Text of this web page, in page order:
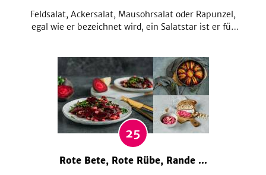
Feldsalat, Ackersalat, Mausohrsalat oder Rapunzel,
egal wie er bezeichnet wird, ein Salatstar ist er für
zauberst. Und nicht nur als Salat, auch im Smoothie
und als Pesto lieben wir ihn!
25
Rote Bete, Rote Rübe, Rande ...